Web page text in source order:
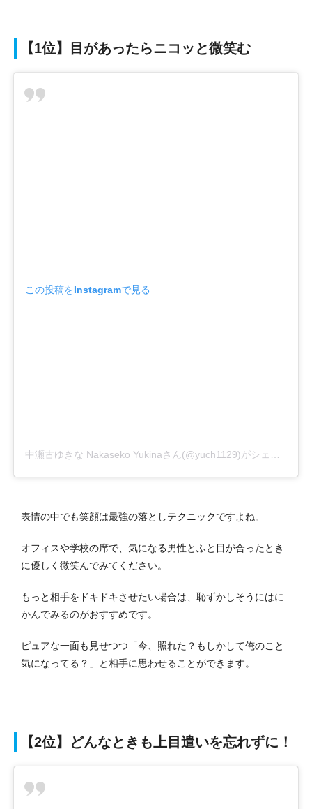
【1位】目があったらニコッと微笑む
この投稿をInstagramで見る
表情の中でも笑顔は最強の落としテクニックですよね。
オフィスや学校の席で、気になる男性とふと目が合ったとき
に優しく微笑んでみてください。
もっと相手をドキドキさせたい場合は、恥ずかしそうにはに
かんでみるのがおすすめです。
ピュアな一面も見せつつ「今、照れた？もしかして俺のこと
気になってる？」と相手に思わせることができます。
【2位】どんなときも上目遣いを忘れずに！